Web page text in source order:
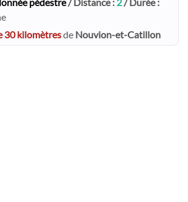
30 kilomètresde Nouvion-et-Catillon